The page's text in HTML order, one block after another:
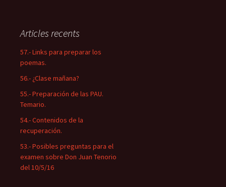
:Articles recents
57.- Links para preparar los
poemas.
56.- ¿Clase mañana?
55.- Preparación de las PAU.
Temario.
54.- Contenidos de la
recuperación.
53.- Posibles preguntas para el
examen sobre Don Juan Tenorio
del 10/5/16